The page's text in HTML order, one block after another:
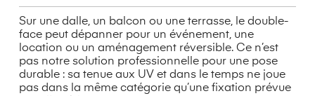
Sur une dalle, un balcon ou une terrasse, le double-
face peut dépanner pour un événement, une
location ou un aménagement réversible. Ce n’est
pas notre solution professionnelle pour une pose
durable : sa tenue aux UV et dans le temps ne joue
pas dans la même catégorie qu’une fixation prévue